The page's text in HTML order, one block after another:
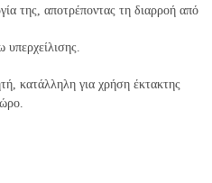
της, αποτρέποντας τη διαρροή από
κατάλληλη για χρήση έκτακτης